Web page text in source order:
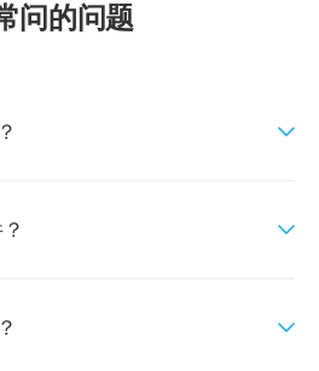
问的问题